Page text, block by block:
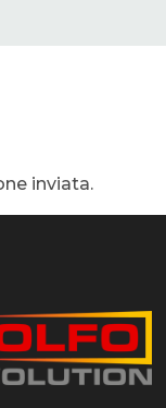
inviata.